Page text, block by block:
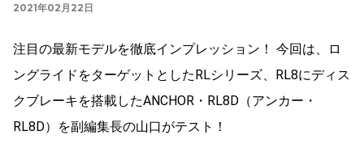
2021年02月22日
注目の最新モデルを徹底インプレッション！ 今回は、ロ
ングライドをターゲットとしたRLシリーズ、RL8にディス
クブレーキを搭載したANCHOR・RL8D（アンカー・
RL8D）を副編集長の山口がテスト！